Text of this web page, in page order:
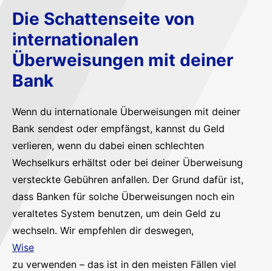
Die Schattenseite von
internationalen
Überweisungen mit deiner
Bank
Wenn du internationale Überweisungen mit deiner
Bank sendest oder empfängst, kannst du Geld
verlieren, wenn du dabei einen schlechten
Wechselkurs erhältst oder bei deiner Überweisung
versteckte Gebühren anfallen. Der Grund dafür ist,
dass Banken für solche Überweisungen noch ein
veraltetes System benutzen, um dein Geld zu
wechseln. Wir empfehlen dir deswegen,
Wise
zu verwenden – das ist in den meisten Fällen viel